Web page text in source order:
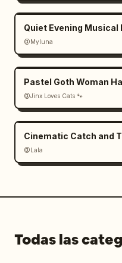
Quiet Evening
@Myluna
Pastel Goth Woman
@Jinx Loves Cats 🐾
Cinematic Catch and
@Lala
Todas las